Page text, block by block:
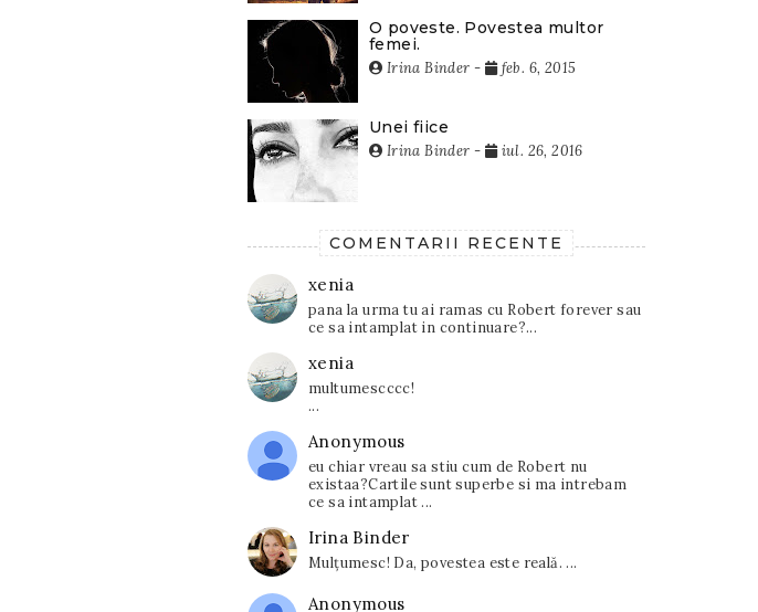
O poveste. Povestea multor
femei.
Irina Binder - feb. 6, 2015
Unei fiice
Irina Binder - iul. 26, 2016
COMENTARII RECENTE
xenia
pana la urma tu ai ramas cu Robert forever sau
ce sa intamplat in continuare?...
xenia
multumescccc!
...
Anonymous
eu chiar vreau sa stiu cum de Robert nu
existaa?Cartile sunt superbe si ma intrebam
ce sa intamplat ...
Irina Binder
Mulțumesc! Da, povestea este reală. ...
Anonymous